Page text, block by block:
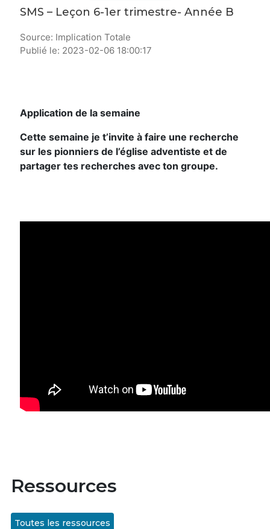
SMS – Leçon 6-1er trimestre- Année B
Source: Implication Totale
Publié le: 2023-02-06 18:00:17
Application de la semaine
Cette semaine je t’invite à faire une recherche
sur les pionniers de l’église adventiste et de
partager tes recherches avec ton groupe.
Ressources
Toutes les ressources